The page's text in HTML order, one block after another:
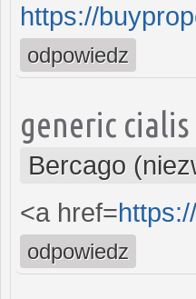
https://
odpowiedz
generic cialis
Bercago
<a href=
odpowiedz